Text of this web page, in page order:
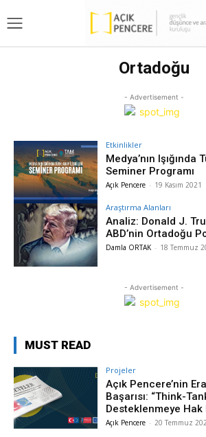
Ortadoğu
- Advertisement -
Etkinlikler
Medya’nın
Seminer Programı
Açık Pencere - 19 Kasım 2021
Araştırma Alanları
Analiz: Donald J.
ABD’nin Ortadoğu
Damla ORTAK - 18 Temmuz
- Advertisement -
MUST READ
Projeler
Açık Pencere’nin
Başarısı: “Think-
Desteklenmeye Hak
Açık Pencere - 20 Temmuz